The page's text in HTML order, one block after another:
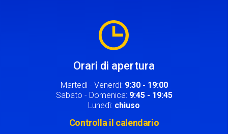
Orari di apertura
Martedì - Venerdì: 9:30 - 19:00
Sabato - Domenica: 9:45 - 19:45
Lunedì: chiuso
Controlla il calendario